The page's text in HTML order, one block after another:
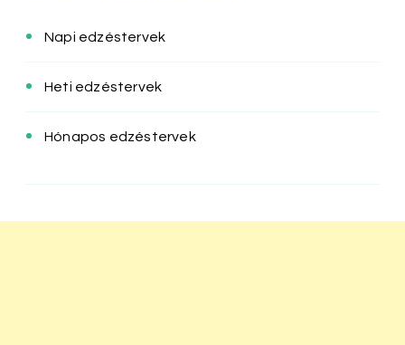
Napi edzéstervek
Heti edzéstervek
Hónapos edzéstervek